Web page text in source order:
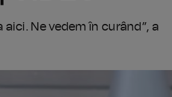
Ne vedem în curând”, a